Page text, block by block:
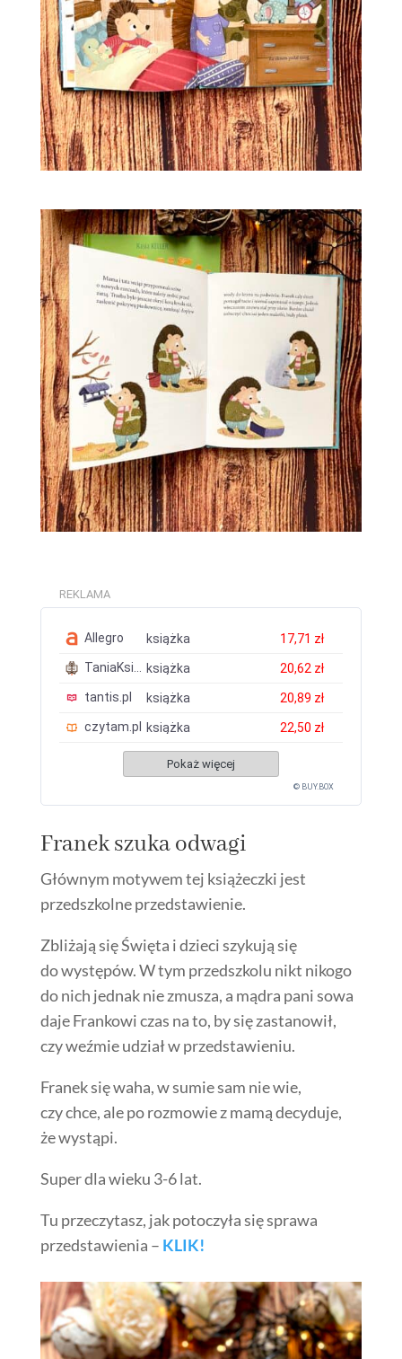
REKLAMA
Allegro książka
17,71 zł
TaniaKsiazka.pl
książka
20,62 zł
tantis.pl
książka
20,89 zł
czytam.pl
książka 22,50 zł
Pokaż więcej
© BUY.BOX
Franek szuka odwagi
Głównym motywem tej książeczki jest
przedszkolne przedstawienie.
Zbliżają się Święta i dzieci szykują się
do występów. W tym przedszkolu nikt nikogo
do nich jednak nie zmusza, a mądra pani sowa
daje Frankowi czas na to, by się zastanowił,
czy weźmie udział w przedstawieniu.
Franek się waha, w sumie sam nie wie,
czy chce, ale po rozmowie z mamą decyduje,
że wystąpi.
Super dla wieku 3-6 lat.
Tu przeczytasz, jak potoczyła się sprawa
przedstawienia – KLIK!